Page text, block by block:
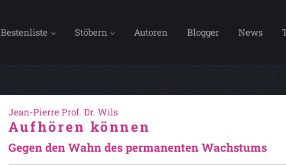
Bestenliste Stöbern Autoren Blogger News
Jean-Pierre Prof. Dr. Wils
Aufhören können
Gegen den Wahn des permanenten Wachstums